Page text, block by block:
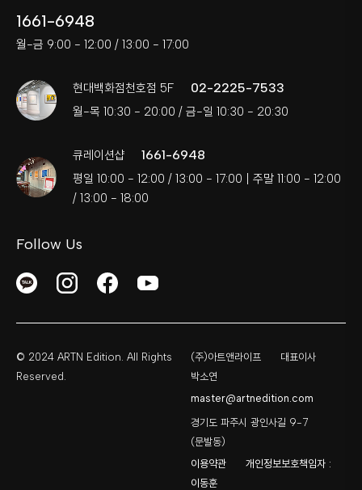
1661-6948
월-금 9:00 - 12:00 / 13:00 - 17:00
현대백화점천호점 5F 02-2225-7533
월-목 10:30 - 20:00 / 금-일 10:30 - 20:30
큐레이션샵 1661-6948
평일 10:00 - 12:00 / 13:00 - 17:00 | 주말 11:00 - 12:00
/ 13:00 - 18:00
Follow Us
© 2024 ARTN Edition. All Rights
Reserved.
(주)아트앤라이프
대표이사
박소연
master@artnedition.com
경기도 파주시 광인사길 9-7
(문발동)
이용약관
개인정보보호책임자 :
이동훈